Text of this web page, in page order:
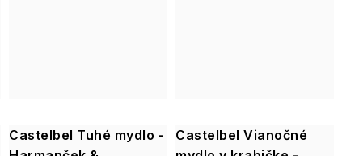
Castelbel Tuhé mydlo -
Castelbel Vianočné